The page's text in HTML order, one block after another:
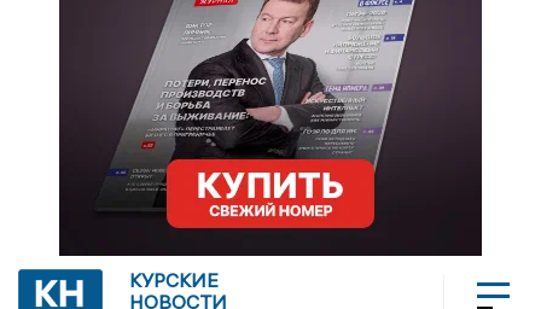
КУРСКИЕ
НОВОСТИ